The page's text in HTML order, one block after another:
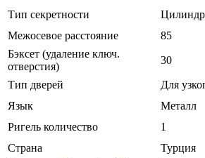
Тип секретности
Межосевое расстояние
85
Бэксет (удаление ключ.
отверстия)
30
Тип дверей
Для
Язык
Металл
Ригель количество
1
Страна
Турция